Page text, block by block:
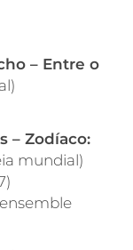
– Entre o
– Zodíaco:
mundial)